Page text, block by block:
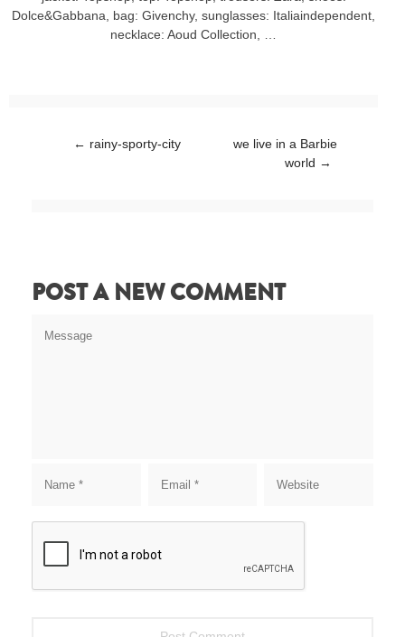
Dolce&Gabbana, bag: Givenchy, sunglasses: Italiaindependent,
necklace: Aoud Collection, …
Post navigation
← rainy-sporty-city
we live in a Barbie
world →
POST A NEW COMMENT